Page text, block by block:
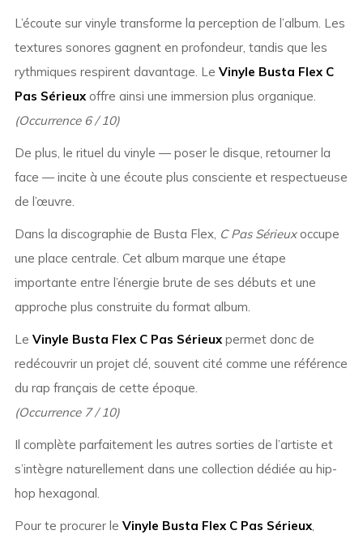
L’écoute sur vinyle transforme la perception de l’album. Les
textures sonores gagnent en profondeur, tandis que les
rythmiques respirent davantage. Le Vinyle Busta Flex C
Pas Sérieuxoffre ainsi une immersion plus organique.
(Occurrence 6 / 10)
De plus, le rituel du vinyle — poser le disque, retourner la
face — incite à une écoute plus consciente et respectueuse
de l’œuvre.
Dans la discographie de Busta Flex, C Pas Sérieuxoccupe
une place centrale. Cet album marque une étape
importante entre l’énergie brute de ses débuts et une
approche plus construite du format album.
Le Vinyle Busta Flex C Pas Sérieuxpermet donc de
redécouvrir un projet clé, souvent cité comme une référence
du rap français de cette époque.
(Occurrence 7 / 10)
Il complète parfaitement les autres sorties de l’artiste et
s’intègre naturellement dans une collection dédiée au hip-
hop hexagonal.
Pour te procurer le Vinyle Busta Flex C Pas Sérieux,